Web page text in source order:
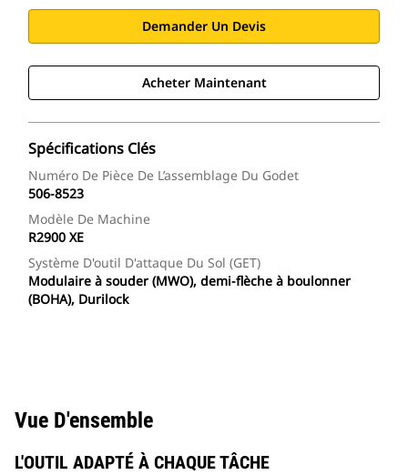
Demander Un Devis
Acheter Maintenant
Spécifications Clés
Numéro De Pièce De L’assemblage Du Godet
506-8523
Modèle De Machine
R2900 XE
Système D'outil D'attaque Du Sol (GET)
Modulaire à souder (MWO), demi-flèche à boulonner
(BOHA), Durilock
Vue D'ensemble
L'OUTIL ADAPTÉ À CHAQUE TÂCHE